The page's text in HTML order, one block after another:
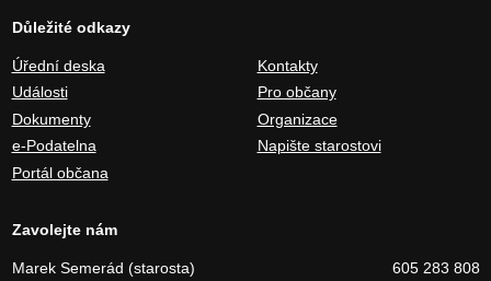
Důležité odkazy
Úřední deska
Události
Dokumenty
e-Podatelna
Portál občana
Kontakty
Pro občany
Organizace
Napište starostovi
Zavolejte nám
Marek Semerád (starosta)
605 283 808